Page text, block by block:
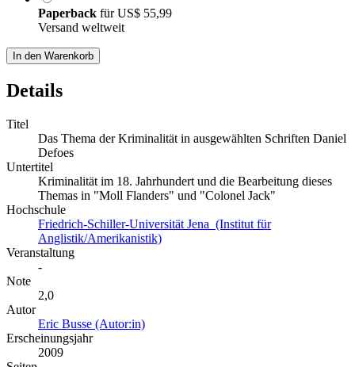
Paperback fürUS$ 55,99
Versand weltweit
In den Warenkorb
Details
Titel
Das Thema der Kriminalität in ausgewählten Schriften Daniel
Defoes
Untertitel
Kriminalität im 18. Jahrhundert und die Bearbeitung dieses
Themas in "Moll Flanders" und "Colonel Jack"
Hochschule
Friedrich-Schiller-Universität Jena (Institut für
Anglistik/Amerikanistik)
Veranstaltung
-
Note
2,0
Autor
Eric Busse (Autor:in)
Erscheinungsjahr
2009